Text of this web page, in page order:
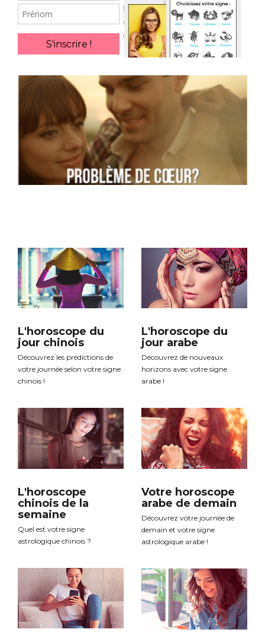
Prénom
S'inscrire !
L'horoscope du
jour chinois
Découvrez les prédictions de
votre journée selon votre signe
chinois !
L'horoscope
chinois de la
semaine
Quel est votre signe
astrologique chinois ?
L'horoscope du
jour arabe
Découvrez de nouveaux
horizons avec votre signe
arabe !
Votre horoscope
arabe de demain
Découvrez votre journée de
demain et votre signe
astrologique arabe !